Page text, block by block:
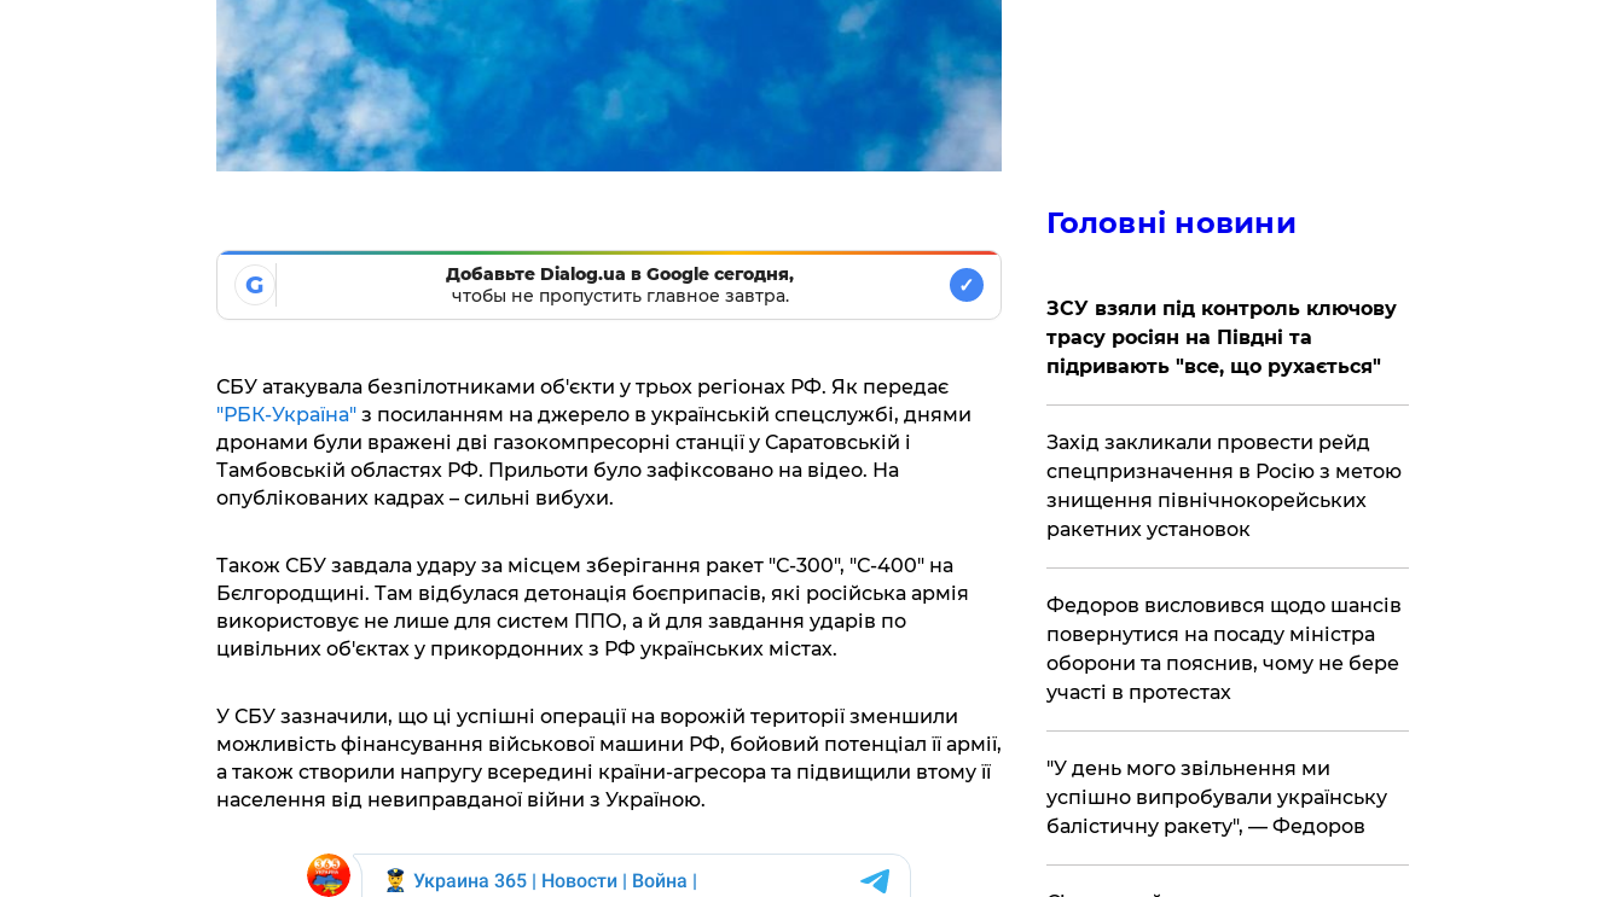
G
Добавьте Dialog.ua в Google сегодня,
чтобы не пропустить главное завтра.
✓
СБУ атакувала безпілотниками об'єкти у трьох регіонах РФ. Як передає
"РБК-Україна"з посиланням на джерело в українській спецслужбі, днями
дронами були вражені дві газокомпресорні станції у Саратовській і
Тамбовській областях РФ. Прильоти було зафіксовано на відео. На
опублікованих кадрах – сильні вибухи.
Також СБУ завдала удару за місцем зберігання ракет "С-300", "С-400" на
Бєлгородщині. Там відбулася детонація боєприпасів, які російська армія
використовує не лише для систем ППО, а й для завдання ударів по
цивільних об'єктах у прикордонних з РФ українських містах.
У СБУ зазначили, що ці успішні операції на ворожій території зменшили
можливість фінансування військової машини РФ, бойовий потенціал її армії,
а також створили напругу всередині країни-агресора та підвищили втому її
населення від невиправданої війни з Україною.
Головні новини
ЗСУ взяли під контроль ключову
трасу росіян на Півдні та
підривають "все, що рухається"
​Захід закликали провести рейд
спецпризначення в Росію з метою
знищення північнокорейських
ракетних установок
​Федоров висловився щодо шансів
повернутися на посаду міністра
оборони та пояснив, чому не бере
участі в протестах
​"У день мого звільнення ми
успішно випробували українську
балістичну ракету", — Федоров